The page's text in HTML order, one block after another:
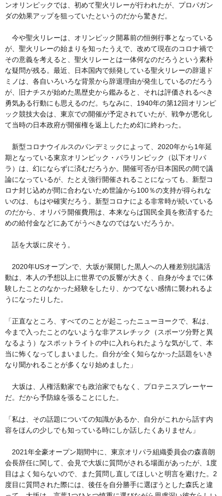
ンオリンピックでは、初めて聖火リレーが行われたが、プロパガン
ダの効果アップを狙っていたというのだから驚きだ。
今や聖火リレーは、オリンピック開幕前の恒例行事となっている
が、聖火リレーの始まりを知ったうえで、改めて現在のコロナ禍で
その意義を考えると、聖火リレーとは一体何なのだろうという素朴
な疑問が残る。最近、日本国内で頻発している聖火リレーの辞退ド
ミノは、各自いろいろな背景から辞退理由が発生しているのだろう
が、旧ナチスが始めた黒歴史から鑑みると、それは評価されるべき
勇気ある行動にも思えるのだ。ちなみに、1940年の第12回オリンピ
ック競技大会は、東京での開催が予定されていたが、戦争が悪化し
て当時の日本政府が開催権を返上したため幻に終わった。
新型コロナウイルスのパンデミックによって、2020年から1年延
期となっている東京オリンピック・パラリンピック（以下オリパ
ラ）は、幻にならずに済むだろうか。開催可否が日本国民の間で議
論になっているが、たとえ強行開催されることになっても、新型コ
ロナ封じ込めが間に合わないため世論から100％の支持が得られな
いのは、もはや確実だろう。新型コロナによる非常時が続いている
のだから、オリパラ開催費用は、本来ならば国民全員を救済するた
めの給付金などにあてがうべきなのではないだろうか。
話を大坂に戻そう。
2020年USオープンで、大坂が展開した黒人への人種差別抗議活
動は、本人の予想以上に世界での反響が大きく、自身が今までに体
験したことのなかった経験をしたり、かつてない感情に襲われるよ
うになったりした。
「正直なところ、すべてのことが起こったニューヨークで、私は、
今まで入ったことのないような非アスレチック（スポーツ分野と異
なるよう）なスポットライトの中に入れられたような気がして、本
当に怖くなってしまいました。自分が全く知らなかった話題をいき
なり聞かれることが多くなり始めました」
大坂は、人権活動家でも政治家でもなく、プロテニスプレーヤー
だ。だから予防線を張ることにした。
「私は、その話題についての知識があるか、自分がこれから話す内
容をほんの少しでも知っている時にしか話したくありません」
2021年全豪オープン期間中に、東京オリパラ組織委員会の森喜朗
会長辞任に関して、会見で大坂に質問がされる場面があったが、1度
目はよく知らないので、また質問し直してほしいと明言を避けた。2
度目に質問された際には、後任を自分勝手に選ぼうとした森氏と違